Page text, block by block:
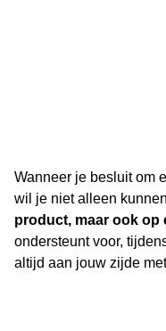
Wanneer je besluit om
wil je niet alleen
product, maar ook op
ondersteunt voor,
altijd aan jouw zijde